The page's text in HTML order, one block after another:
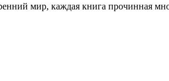
мир, каждая книга прочинная